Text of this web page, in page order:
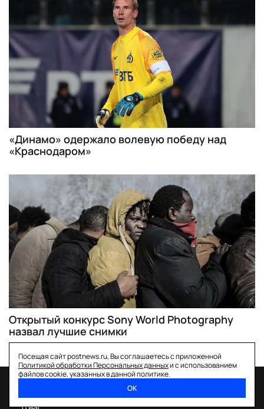
«Динамо» одержало волевую победу над
«Краснодаром»
Открытый конкурс Sony World Photography
назвал лучшие снимки
Посещая сайт postnews.ru, Вы соглашаетесь с приложенной
Политикой обработки Персональных данныхи с использованием
файлов cookie, указанных в данной политике.
ОК